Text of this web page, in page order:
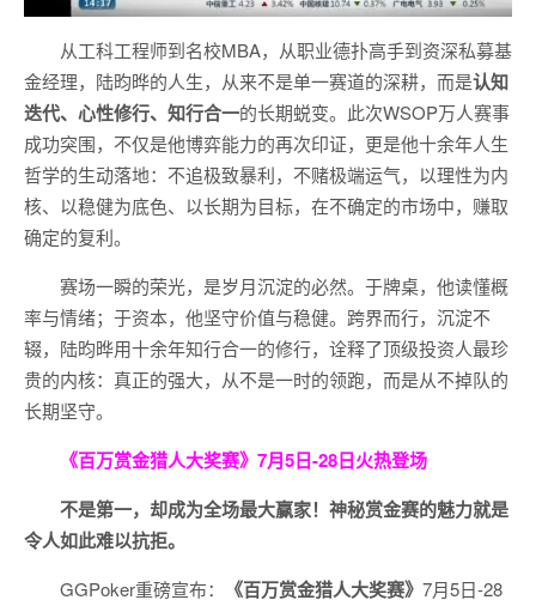
从工科工程师到名校MBA，从职业德扑高手到资深私募基
金经理，陆昀晔的人生，从来不是单一赛道的深耕，而是认知
迭代、心性修行、知行合一的长期蜕变。此次WSOP万人赛事
成功突围，不仅是他博弈能力的再次印证，更是他十余年人生
哲学的生动落地：不追极致暴利，不赌极端运气，以理性为内
核、以稳健为底色、以长期为目标，在不确定的市场中，赚取
确定的复利。
赛场一瞬的荣光，是岁月沉淀的必然。于牌桌，他读懂概
率与情绪；于资本，他坚守价值与稳健。跨界而行，沉淀不
辍，陆昀晔用十余年知行合一的修行，诠释了顶级投资人最珍
贵的内核：真正的强大，从不是一时的领跑，而是从不掉队的
长期坚守。
《百万赏金猎人大奖赛》 7月5日-28日火热登场
不是第一，却成为全场最大赢家！神秘赏金赛的魅力就是
令人如此难以抗拒。
GGPoker重磅宣布： 《百万赏金猎人大奖赛》 7月5日-28